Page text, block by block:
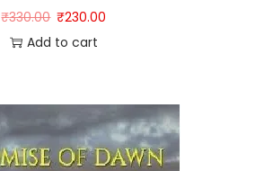
₹330.00 ₹230.00
Add to cart